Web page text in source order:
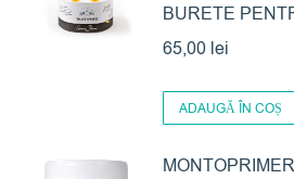
BURETE
65,00 lei
ADAUGĂ ÎN COȘ